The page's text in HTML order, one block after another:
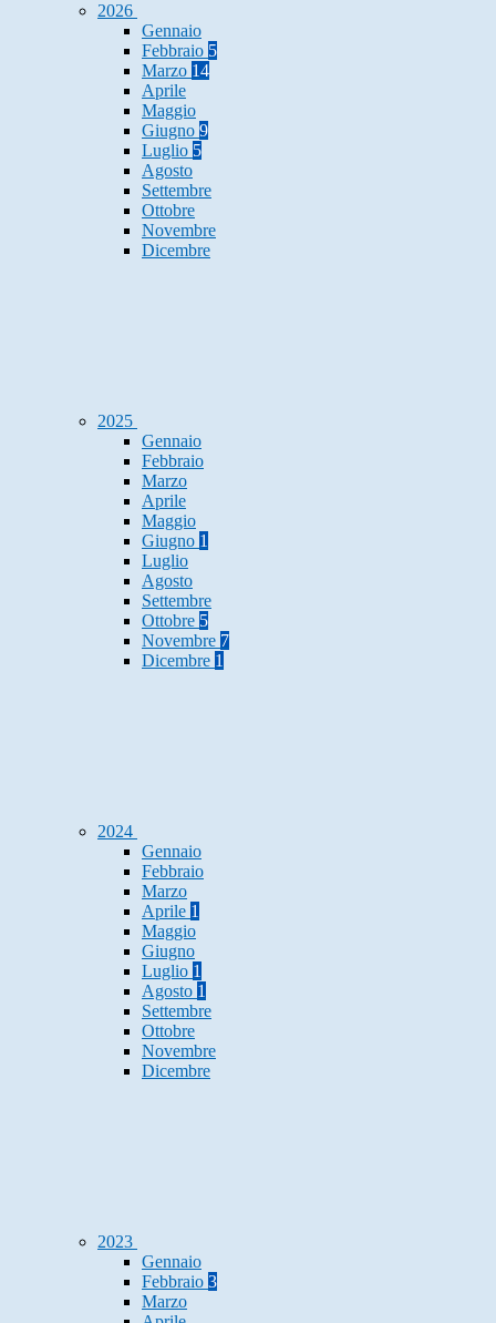
2026
Gennaio
Febbraio 5
Marzo 14
Aprile
Maggio
Giugno 9
Luglio 5
Agosto
Settembre
Ottobre
Novembre
Dicembre
2025
Gennaio
Febbraio
Marzo
Aprile
Maggio
Giugno 1
Luglio
Agosto
Settembre
Ottobre 5
Novembre 7
Dicembre 1
2024
Gennaio
Febbraio
Marzo
Aprile 1
Maggio
Giugno
Luglio 1
Agosto 1
Settembre
Ottobre
Novembre
Dicembre
2023
Gennaio
Febbraio 3
Marzo